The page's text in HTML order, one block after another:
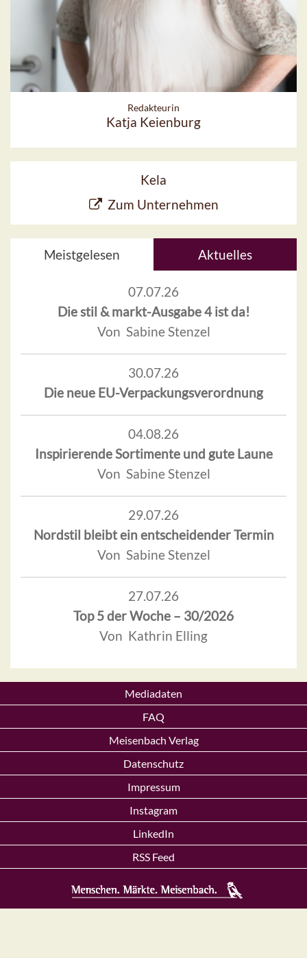
Redakteurin
Katja Keienburg
Kela
Zum Unternehmen
Meistgelesen Aktuelles
07.07.26
Die stil & markt-Ausgabe 4 ist da!
Von Sabine Stenzel
30.07.26
Die neue EU-Verpackungsverordnung
04.08.26
Inspirierende Sortimente und gute Laune
Von Sabine Stenzel
29.07.26
Nordstil bleibt ein entscheidender Termin
Von Sabine Stenzel
27.07.26
Top 5 der Woche – 30/2026
Von Kathrin Elling
Mediadaten
FAQ
Meisenbach Verlag
Datenschutz
Impressum
Instagram
LinkedIn
RSS Feed